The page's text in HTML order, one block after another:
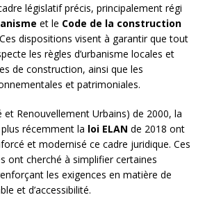
législatif précis, principalement régi
et le Code de la construction
dispositions visent à garantir que tout
les règles d’urbanisme locales et
de construction, ainsi que les
et patrimoniales.
et Renouvellement Urbains) de 2000, la
récemment la loi ELAN de 2018 ont
et modernisé ce cadre juridique. Ces
ont cherché à simplifier certaines
les exigences en matière de
et d’accessibilité.